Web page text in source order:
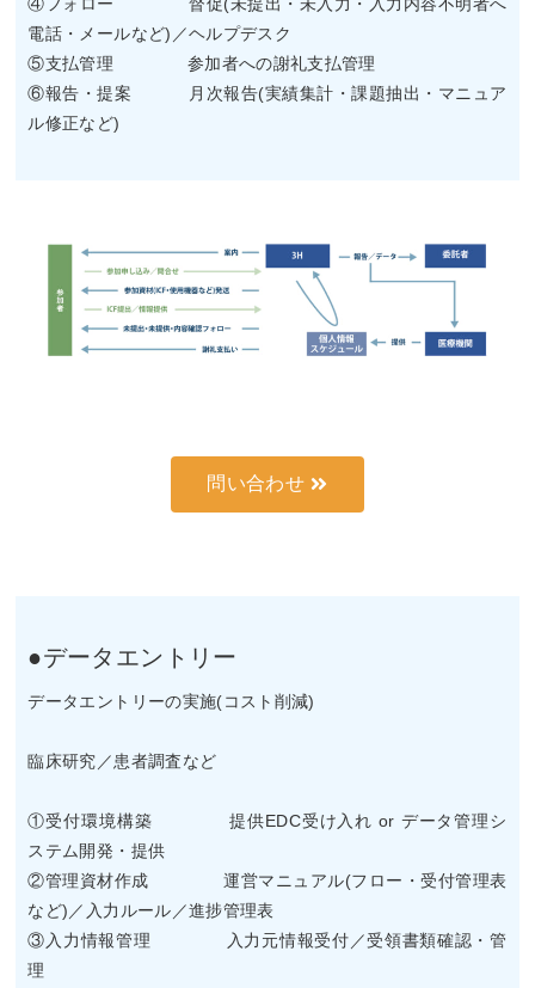
電話・メールなど)／ヘルプデスク
⑤支払管理 参加者への謝礼支払管理
⑥報告・提案 月次報告(実績集計・課題抽出・マニュア
ル修正など)
問い合わせ
●データエントリー
データエントリーの実施(コスト削減)
臨床研究／患者調査など
①受付環境構築 提供EDC受け入れ or データ管理シ
ステム開発・提供
②管理資材作成 運営マニュアル(フロー・受付管理表
など)／入力ルール／進捗管理表
③入力情報管理 入力元情報受付／受領書類確認・管
理